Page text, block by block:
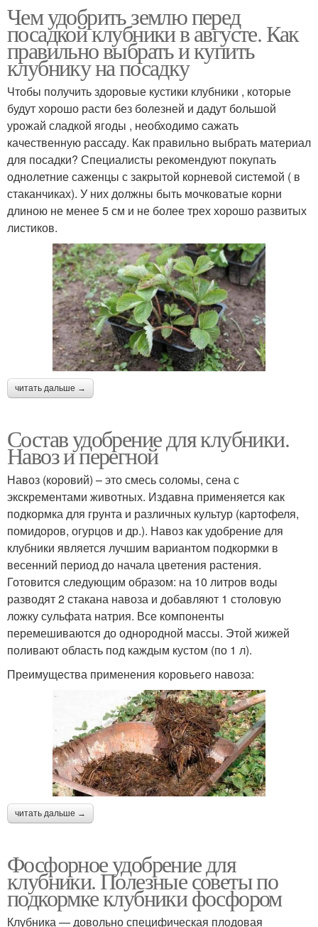
Чем удобрить землю перед
посадкой клубники в августе. Как
правильно выбрать и купить
клубнику на посадку
Чтобы получить здоровые кустики клубники , которые
будут хорошо расти без болезней и дадут большой
урожай сладкой ягоды , необходимо сажать
качественную рассаду. Как правильно выбрать материал
для посадки? Специалисты рекомендуют покупать
однолетние саженцы с закрытой корневой системой ( в
стаканчиках). У них должны быть мочковатые корни
длиною не менее 5 см и не более трех хорошо развитых
листиков.
читать дальше →
Состав удобрение для клубники.
Навоз и перегной
Навоз (коровий) – это смесь соломы, сена с
экскрементами животных. Издавна применяется как
подкормка для грунта и различных культур (картофеля,
помидоров, огурцов и др.). Навоз как удобрение для
клубники является лучшим вариантом подкормки в
весенний период до начала цветения растения.
Готовится следующим образом: на 10 литров воды
разводят 2 стакана навоза и добавляют 1 столовую
ложку сульфата натрия. Все компоненты
перемешиваются до однородной массы. Этой жижей
поливают область под каждым кустом (по 1 л).
Преимущества применения коровьего навоза:
читать дальше →
Фосфорное удобрение для
клубники. Полезные советы по
подкормке клубники фосфором
Клубника — довольно специфическая плодовая